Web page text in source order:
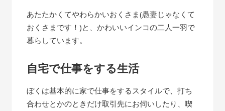
あたたかくてやわらかいおくさま(愚妻じゃなくて
おくさまです！)と、かわいいインコの二人一羽で
暮らしています。
自宅で仕事をする生活
ぼくは基本的に家で仕事をするスタイルで、打ち
合わせとかのときだけ取引先にお伺いしたり、喫